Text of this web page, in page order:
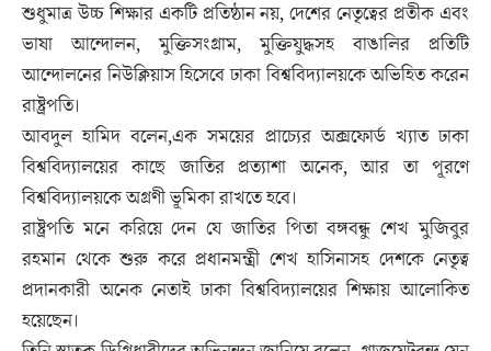
শুধুমাত্র উচ্চ শিক্ষার একটি প্রতিষ্ঠান নয়, দেশের নেতৃত্বের প্রতীক এবং
ভাষা আন্দোলন, মুক্তিসংগ্রাম, মুক্তিযুদ্ধসহ বাঙালির প্রতিটি
আন্দোলনের নিউক্লিয়াস হিসেবে ঢাকা বিশ্ববিদ্যালয়কে অভিহিত করেন
রাষ্ট্রপতি।
আবদুল হামিদ বলেন,এক সময়ের প্রাচ্যের অক্সফোর্ড খ্যাত ঢাকা
বিশ্ববিদ্যালয়ের কাছে জাতির প্রত্যাশা অনেক, আর তা পূরণে
বিশ্ববিদ্যালয়কে অগ্রণী ভূমিকা রাখতে হবে।
রাষ্ট্রপতি মনে করিয়ে দেন যে জাতির পিতা বঙ্গবন্ধু শেখ মুজিবুর
রহমান থেকে শুরু করে প্রধানমন্ত্রী শেখ হাসিনাসহ দেশকে নেতৃত্ব
প্রদানকারী অনেক নেতাই ঢাকা বিশ্ববিদ্যালয়ের শিক্ষায় আলোকিত
হয়েছেন।